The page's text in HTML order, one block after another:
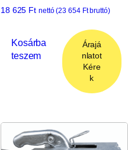
18 625 Ft nettó (23 654 Ftbruttó)
Kosárba
teszem
Árajá
nlatot
Kére
k